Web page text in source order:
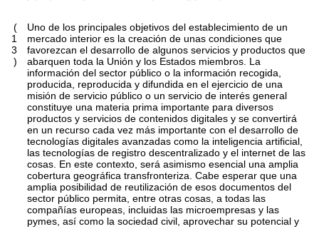
(
1
3
)
Uno de los principales objetivos del establecimiento de un
mercado interior es la creación de unas condiciones que
favorezcan el desarrollo de algunos servicios y productos que
abarquen toda la Unión y los Estados miembros. La
información del sector público o la información recogida,
producida, reproducida y difundida en el ejercicio de una
misión de servicio público o un servicio de interés general
constituye una materia prima importante para diversos
productos y servicios de contenidos digitales y se convertirá
en un recurso cada vez más importante con el desarrollo de
tecnologías digitales avanzadas como la inteligencia artificial,
las tecnologías de registro descentralizado y el internet de las
cosas. En este contexto, será asimismo esencial una amplia
cobertura geográfica transfronteriza. Cabe esperar que una
amplia posibilidad de reutilización de esos documentos del
sector público permita, entre otras cosas, a todas las
compañías europeas, incluidas las microempresas y las
pymes, así como la sociedad civil, aprovechar su potencial y